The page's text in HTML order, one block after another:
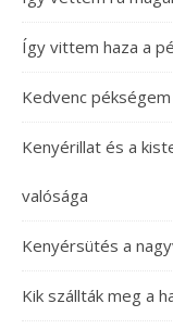
Így vittem haza a
Kedvenc
Kenyérillat és a
valósága
Kenyérsütés a
Kik szállták meg a